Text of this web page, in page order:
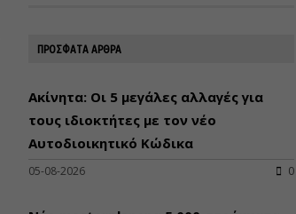
ΠΡΟΣΦΑΤΑ ΑΡΘΡΑ
Ακίνητα: Οι 5 μεγάλες αλλαγές για
τους ιδιοκτήτες με τον νέο
Αυτοδιοικητικό Κώδικα
05-08-2026 0